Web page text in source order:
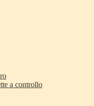
a controllo